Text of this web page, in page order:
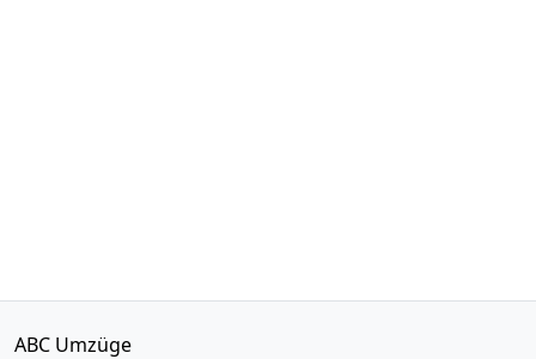
ABC Umzüge